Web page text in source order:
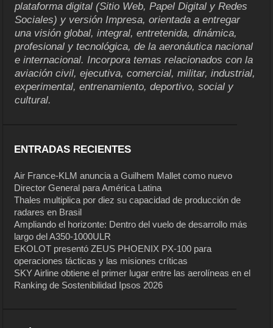
plataforma digital (Sitio Web, Papel Digital y Redes
Sociales) y versión Impresa, orientada a entregar
una visión global, integral, entretenida, dinámica,
profesional y tecnológica, de la aeronáutica nacional
e internacional. Incorpora temas relacionados con la
aviación civil, ejecutiva, comercial, militar, industrial,
experimental, entrenamiento, deportivo, social y
cultural.
ENTRADAS RECIENTES
Air France-KLM anuncia a Guilhem Mallet como nuevo
Director General para América Latina
Thales multiplica por diez su capacidad de producción de
radares en Brasil
Ampliando el horizonte: Dentro del vuelo de desarrollo más
largo del A350-1000ULR
EKOLOT presentó ZEUS PHOENIX PX-100 para
operaciones tácticas y las misiones críticas
SKY Airline obtiene el primer lugar entre las aerolíneas en el
Ranking de Sostenibilidad Ipsos 2026